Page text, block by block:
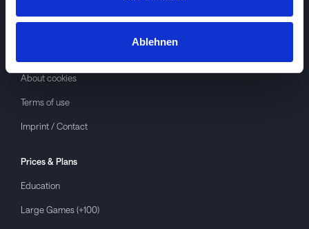
Ablehnen
About cookies
Terms of use
Imprint / Contact
Prices & Plans
Education
Large Games (+100)